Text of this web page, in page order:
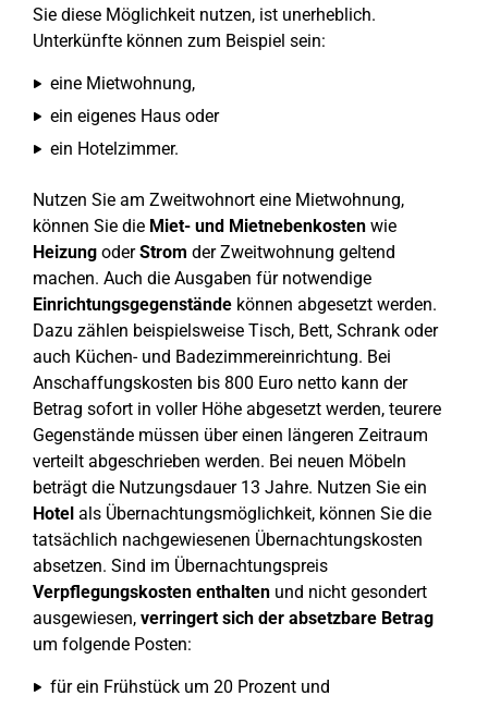
Sie diese Möglichkeit nutzen, ist unerheblich.
Unterkünfte können zum Beispiel sein:
eine Mietwohnung,
ein eigenes Haus oder
ein Hotelzimmer.
Nutzen Sie am Zweitwohnort eine Mietwohnung,
können Sie die Miet- und Mietnebenkosten wie
Heizung oderStrom der Zweitwohnung geltend
machen. Auch die Ausgaben für notwendige
Einrichtungsgegenstände können abgesetzt werden.
Dazu zählen beispielsweise Tisch, Bett, Schrank oder
auch Küchen- und Badezimmereinrichtung. Bei
Anschaffungskosten bis 800 Euro netto kann der
Betrag sofort in voller Höhe abgesetzt werden, teurere
Gegenstände müssen über einen längeren Zeitraum
verteilt abgeschrieben werden. Bei neuen Möbeln
beträgt die Nutzungsdauer 13 Jahre. Nutzen Sie ein
Hotel als Übernachtungsmöglichkeit, können Sie die
tatsächlich nachgewiesenen Übernachtungskosten
absetzen. Sind im Übernachtungspreis
Verpflegungskosten enthalten und nicht gesondert
ausgewiesen, verringert sich der absetzbare Betrag
um folgende Posten:
für ein Frühstück um 20 Prozent und